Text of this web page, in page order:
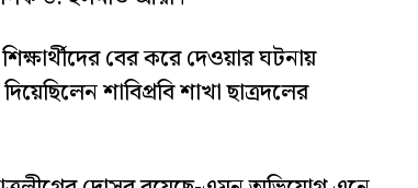
বের করে দেওয়ার ঘটনায়
শাবিপ্রবি শাখা ছাত্রদলের